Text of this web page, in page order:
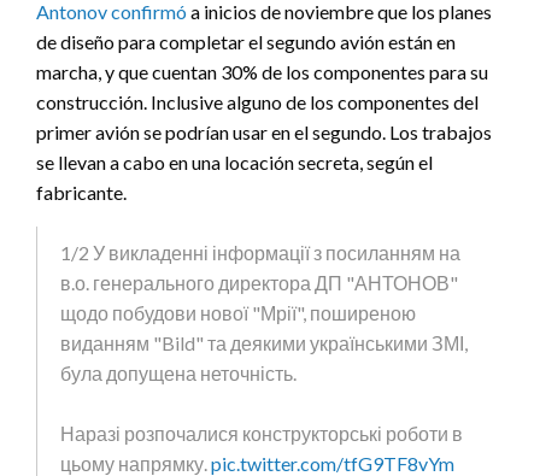
Antonov confirmó a inicios de noviembre que los planes
de diseño para completar el segundo avión están en
marcha, y que cuentan 30% de los componentes para su
construcción. Inclusive alguno de los componentes del
primer avión se podrían usar en el segundo. Los trabajos
se llevan a cabo en una locación secreta, según el
fabricante.
1/2 У викладенні інформації з посиланням на
в.о. генерального директора ДП "АНТОНОВ"
щодо побудови нової "Мрії", поширеною
виданням "Bild" та деякими українськими ЗМІ,
була допущена неточність.
Наразі розпочалися конструкторські роботи в
цьому напрямку.pic.twitter.com/tfG9TF8vYm